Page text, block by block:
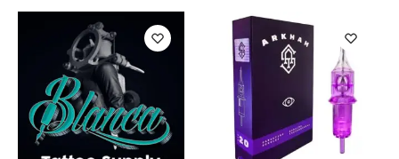
página
do
produto
várias
variantes.
As
opções
podem
ser
escolhidas